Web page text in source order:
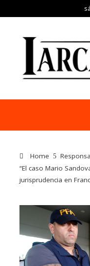
Home
“El caso Mario
jurisprudencia en